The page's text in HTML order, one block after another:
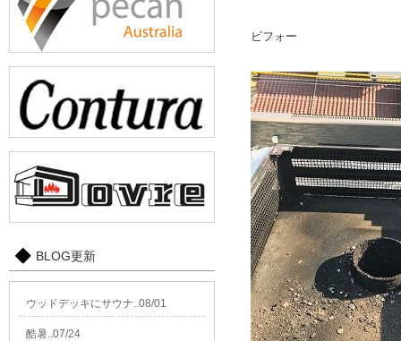
ビフォー
BLOG更新
ウッドデッキにサウナ..08/01
酷暑..07/24